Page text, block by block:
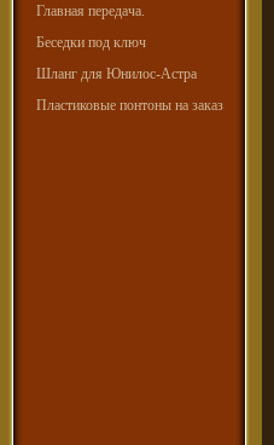
Главная передача.
Беседки под ключ
Шланг для Юнилос-Астра
Пластиковые понтоны на заказ